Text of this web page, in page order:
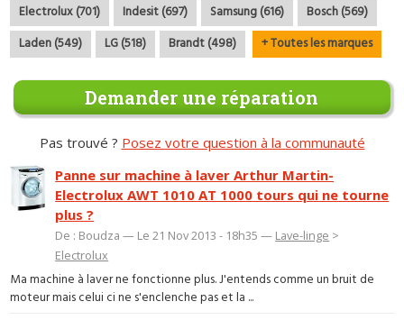
Electrolux (701)
Indesit (697) Samsung (616)
Bosch (569)
Laden (549)
LG (518) Brandt (498) + Toutes les marques
Demander une réparation
Pas trouvé ? Posez votre question à la communauté
Panne sur machine à laver Arthur Martin-
Electrolux AWT 1010 AT 1000 tours qui ne tourne
plus ?
De : Boudza — Le 21 Nov 2013 - 18h35 — Lave-linge >
Electrolux
Ma machine à laver ne fonctionne plus. J'entends comme un bruit de
moteur mais celui ci ne s'enclenche pas et la ...